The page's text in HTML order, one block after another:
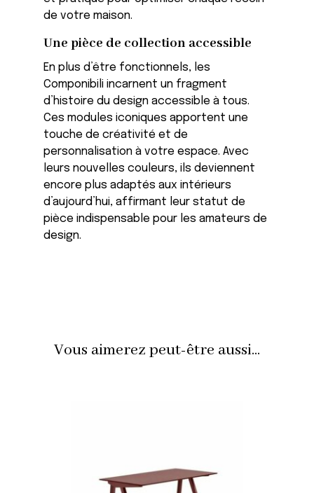
de votre maison.
Une pièce de collection accessible
En plus d’être fonctionnels, les
Componibili incarnent un fragment
d’histoire du design accessible à tous.
Ces modules iconiques apportent une
touche de créativité et de
personnalisation à votre espace. Avec
leurs nouvelles couleurs, ils deviennent
encore plus adaptés aux intérieurs
d’aujourd’hui, affirmant leur statut de
pièce indispensable pour les amateurs de
design.
Vous aimerez peut-être aussi...